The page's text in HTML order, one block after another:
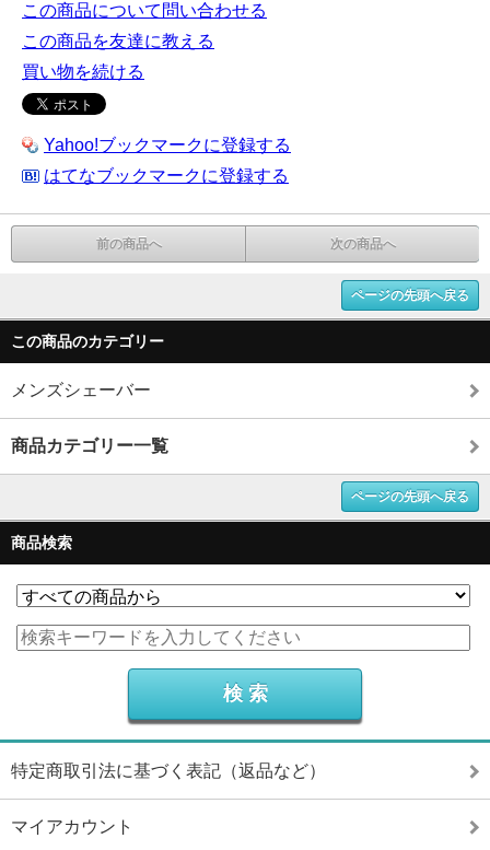
この商品について問い合わせる
この商品を友達に教える
買い物を続ける
Yahoo!ブックマークに登録する
はてなブックマークに登録する
前の商品へ 次の商品へ
ページの先頭へ戻る
この商品のカテゴリー
メンズシェーバー
商品カテゴリー一覧
ページの先頭へ戻る
商品検索
特定商取引法に基づく表記（返品など）
マイアカウント